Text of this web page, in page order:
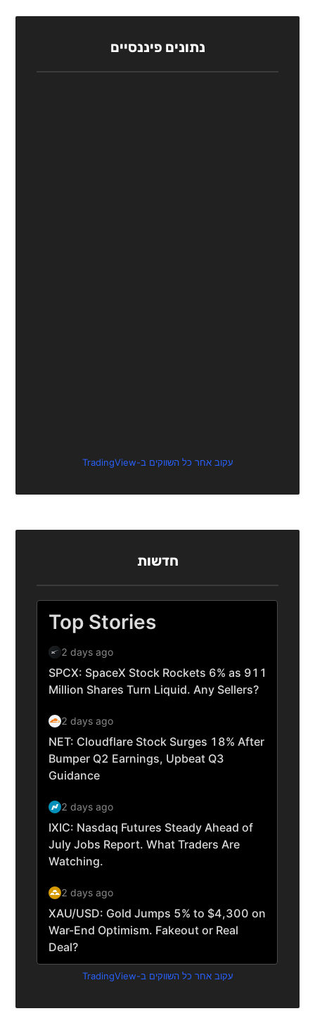
נתונים פיננסיים
עקוב אחר כל השווקים ב-TradingView
חדשות
עקוב אחר כל השווקים ב-TradingView